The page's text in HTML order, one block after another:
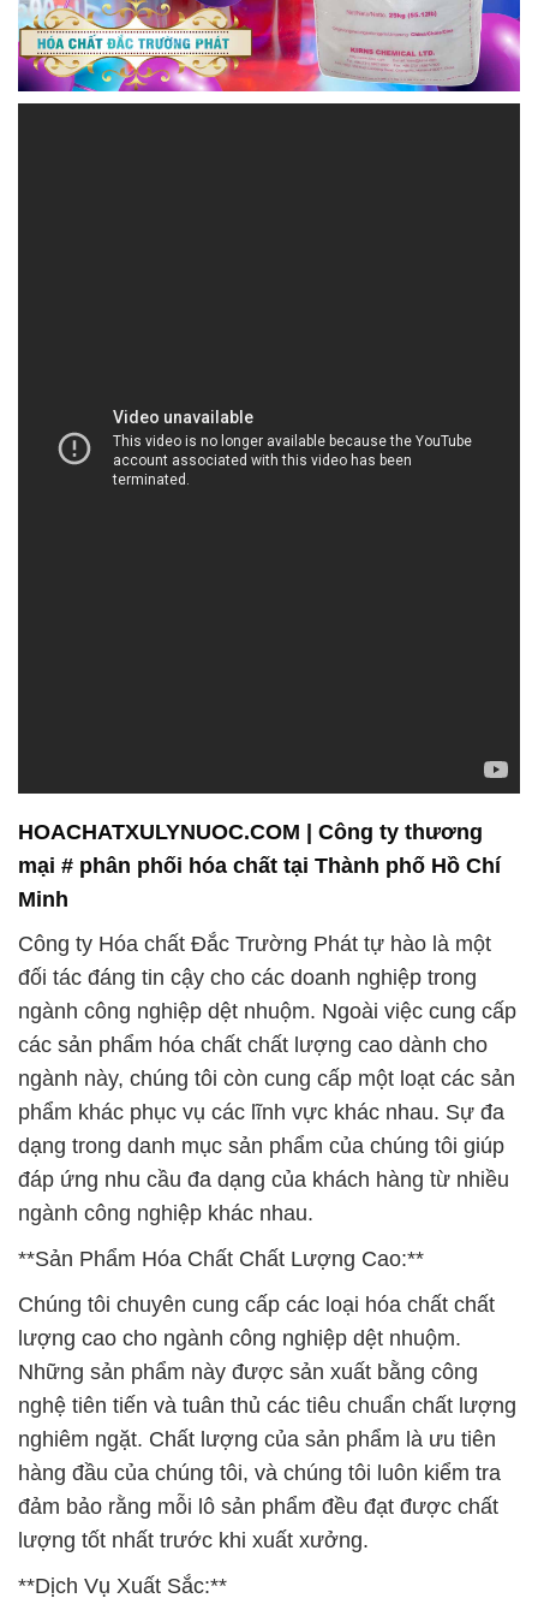
Công ty Hóa chất Đắc Trường Phát tự hào là một
đối tác đáng tin cậy cho các doanh nghiệp trong
ngành công nghiệp dệt nhuộm. Ngoài việc cung cấp
các sản phẩm hóa chất chất lượng cao dành cho
ngành này, chúng tôi còn cung cấp một loạt các sản
phẩm khác phục vụ các lĩnh vực khác nhau. Sự đa
dạng trong danh mục sản phẩm của chúng tôi giúp
đáp ứng nhu cầu đa dạng của khách hàng từ nhiều
ngành công nghiệp khác nhau.
**Sản Phẩm Hóa Chất Chất Lượng Cao:**
Chúng tôi chuyên cung cấp các loại hóa chất chất
lượng cao cho ngành công nghiệp dệt nhuộm.
Những sản phẩm này được sản xuất bằng công
nghệ tiên tiến và tuân thủ các tiêu chuẩn chất lượng
nghiêm ngặt. Chất lượng của sản phẩm là ưu tiên
hàng đầu của chúng tôi, và chúng tôi luôn kiểm tra
đảm bảo rằng mỗi lô sản phẩm đều đạt được chất
lượng tốt nhất trước khi xuất xưởng.
**Dịch Vụ Xuất Sắc:**
Chúng tôi không chỉ cung cấp sản phẩm mà còn
mang đến dịch vụ xuất sắc. Đội ngũ nhân viên
chuyên nghiệp của chúng tôi luôn sẵn sàng hỗ trợ
khách hàng trong việc chọn lựa sản phẩm phù hợp